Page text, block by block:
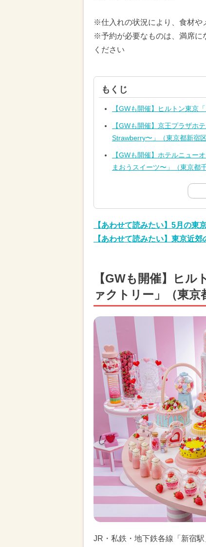
※仕入れの状況により、食材や
※予約が必要なものは、満席に
ください
もくじ
【GWも開催】ヒルトン東京
【GWも開催】京王プラザホ
Strawberry〜」（東京都新宿区
【GWも開催】ホテルニュー
まおうスイーツ〜」（東京都
【あわせて読みたい】5月の東
【あわせて読みたい】東京近
【GWも開催】ヒ
ァクトリー」（東京
JR・私鉄・地下鉄各線「新宿